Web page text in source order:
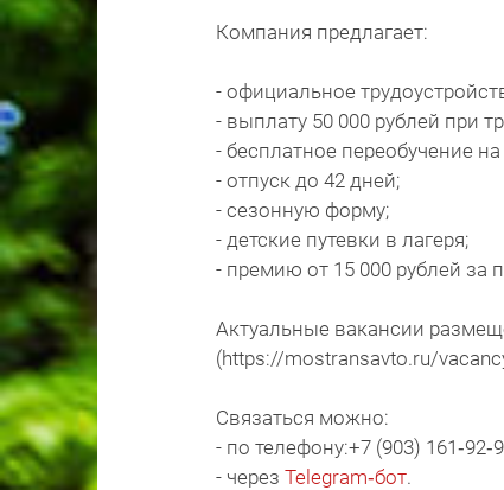
Компания предлагает:
- официальное
- выплату 50 000 рублей при
- бесплатное переобучение
- отпуск до 42 дней;
- сезонную форму;
- детские путевки в лагеря;
- премию от 15 000 рублей за
Актуальные вакансии
(https://mostransavto.ru/
Связаться можно:
- по телефону:+7 (903)
- через Telegram‑бот.